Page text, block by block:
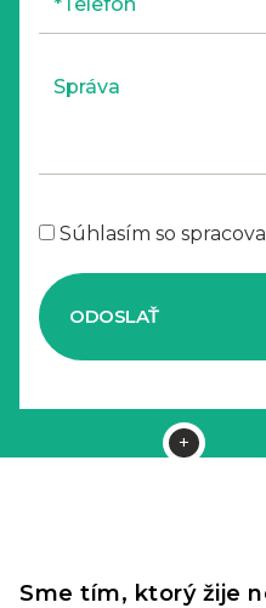
Súhlasím so
ODOSLAŤ
Sme tím, ktorý žije